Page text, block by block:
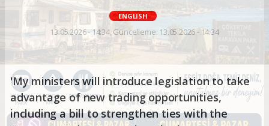
ENGLISH
13.05.2026 - 14:34, Güncelleme: 13.05.2026 - 14:34
'My ministers will introduce legislation to take
advantage of new trading opportunities,
including a bill to strengthen ties with the